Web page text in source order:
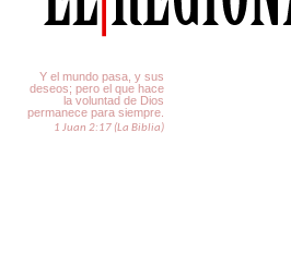
Y el mundo pasa, y sus
deseos; pero el que hace
la voluntad de Dios
permanece para siempre.
1 Juan 2:17 (La Biblia)